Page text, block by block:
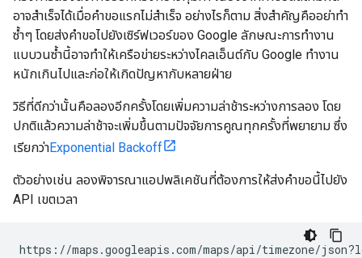
อาจสำเร็จได้เมื่อคำขอแรกไม่สำเร็จ อย่างไรก็ตาม สิ่งสำคัญคืออย่าทำ
ซ้ำๆ โดยส่งคำขอไปยังเซิร์ฟเวอร์ของ Google ลักษณะการทำงาน
แบบวนซ้ำนี้อาจทำให้เครือข่ายระหว่างไคลเอ็นต์กับ Google ทำงาน
หนักเกินไปและก่อให้เกิดปัญหากับหลายฝ่าย
วิธีที่ดีกว่านั้นคือลองอีกครั้งโดยเพิ่มความล่าช้าระหว่างการลอง โดย
ปกติแล้วความล่าช้าจะเพิ่มขึ้นตามปัจจัยการคูณทุกครั้งที่พยายาม ซึ่ง
เรียกว่าExponential Backoff
ตัวอย่างเช่น ลองพิจารณาแอปพลิเคชันที่ต้องการให้ส่งคําขอนี้ไปยัง
API เขตเวลา
https://maps.googleapis.com/maps/api/timezone/